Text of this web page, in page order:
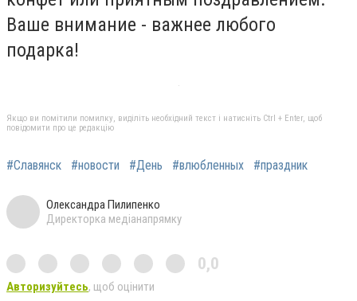
Ваше внимание - важнее любого
подарка!
Якщо ви помітили помилку, виділіть необхідний текст і натисніть Ctrl + Enter, щоб
повідомити про це редакцію
#Славянск #новости #День #влюбленных #праздник
Олександра Пилипенко
Директорка медіанапрямку
0,0
Авторизуйтесь, щоб оцінити